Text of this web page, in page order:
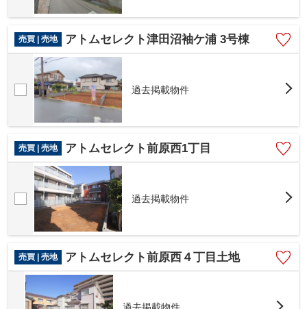
売買 | 売地 アトムセレクト津田沼袖ケ浦 3号棟
過去掲載物件
売買 | 売地 アトムセレクト前原西1丁目
過去掲載物件
売買 | 売地 アトムセレクト前原西４丁目土地